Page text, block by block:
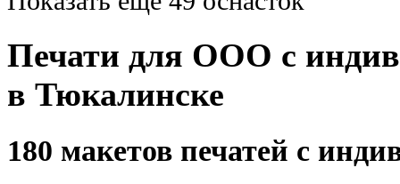
Печати для ООО с
в Тюкалинске
180 макетов печатей с